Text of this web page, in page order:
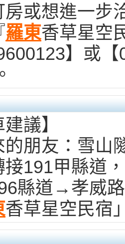
房或想進一步
羅東香草星空
】或【
議】
的朋友：雪山
191甲縣道
縣道→孝威
香草星空民宿